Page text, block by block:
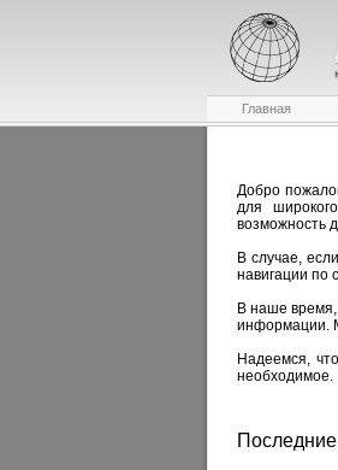
Главная
Добро
для
возможность
В случае,
навигации по
В наше время,
информации.
Надеемся,
необходимое.
Последние